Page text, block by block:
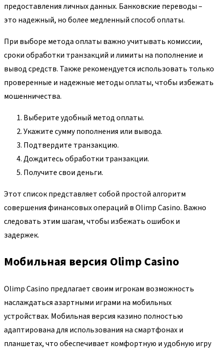
предоставления личных данных. Банковские переводы –
это надежный, но более медленный способ оплаты.
При выборе метода оплаты важно учитывать комиссии,
сроки обработки транзакций и лимиты на пополнение и
вывод средств. Также рекомендуется использовать только
проверенные и надежные методы оплаты, чтобы избежать
мошенничества.
Выберите удобный метод оплаты.
Укажите сумму пополнения или вывода.
Подтвердите транзакцию.
Дождитесь обработки транзакции.
Получите свои деньги.
Этот список представляет собой простой алгоритм
совершения финансовых операций в Olimp Casino. Важно
следовать этим шагам, чтобы избежать ошибок и
задержек.
Мобильная версия Olimp Casino
Olimp Casino предлагает своим игрокам возможность
наслаждаться азартными играми на мобильных
устройствах. Мобильная версия казино полностью
адаптирована для использования на смартфонах и
планшетах, что обеспечивает комфортную и удобную игру